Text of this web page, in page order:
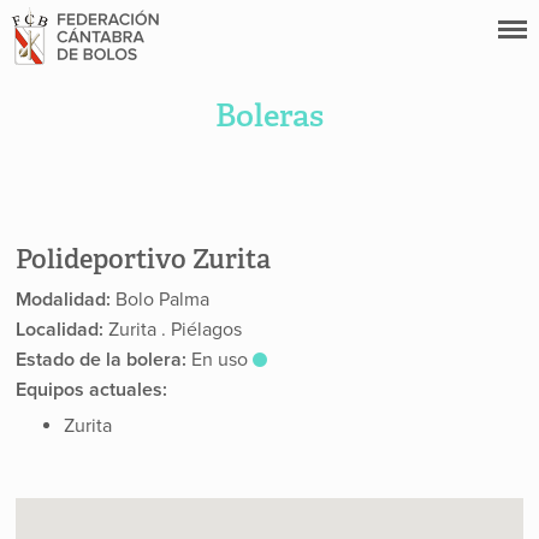
Boleras
Polideportivo Zurita
Modalidad: Bolo Palma
Localidad: Zurita . Piélagos
Estado de la bolera: En uso
Equipos actuales:
Zurita